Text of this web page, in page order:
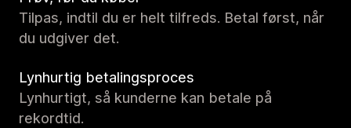
Tilpas, indtil du er helt tilfreds. Betal først, når
du udgiver det.
Lynhurtig betalingsproces
Lynhurtigt, så kunderne kan betale på
rekordtid.